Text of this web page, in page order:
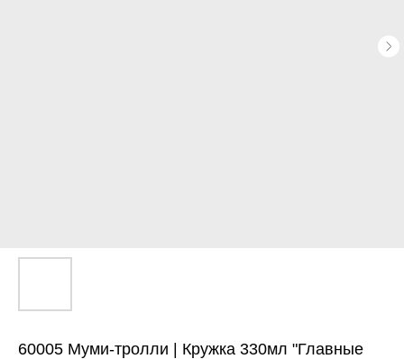
60005 Муми-тролли | Кружка 330мл "Главные